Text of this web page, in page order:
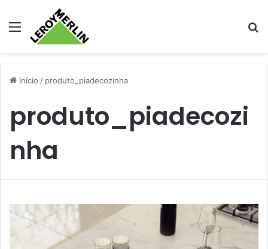
Menu
Início / produto_piadecozinha
produto_piadecozi
nha